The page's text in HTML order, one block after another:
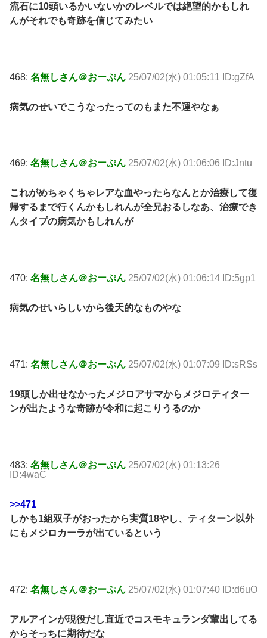
流石に10頭いるかいないかのレベルでは絶望的かもしれ
んがそれでも奇跡を信じてみたい
468: 名無しさん＠おーぷん 25/07/02(水) 01:05:11 ID:gZfA
病気のせいでこうなったってのもまた不運やなぁ
469: 名無しさん＠おーぷん 25/07/02(水) 01:06:06 ID:Jntu
これがめちゃくちゃレアな血やったらなんとか治療して復
帰するまで行くんかもしれんが全兄おるしなあ、治療でき
んタイプの病気かもしれんが
470: 名無しさん＠おーぷん 25/07/02(水) 01:06:14 ID:5gp1
病気のせいらしいから後天的なものやな
471: 名無しさん＠おーぷん 25/07/02(水) 01:07:09 ID:sRSs
19頭しか出せなかったメジロアサマからメジロティター
ンが出たような奇跡が令和に起こりうるのか
483: 名無しさん＠おーぷん 25/07/02(水) 01:13:26
ID:4waC
>>471
しかも1組双子がおったから実質18やし、ティターン以外
にもメジロカーラが出ているという
472: 名無しさん＠おーぷん 25/07/02(水) 01:07:40 ID:d6uO
アルアインが現役だし直近でコスモキュランダ輩出してる
からそっちに期待だな